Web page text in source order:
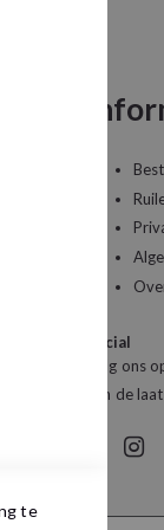
Social
Volg ons
van de
te